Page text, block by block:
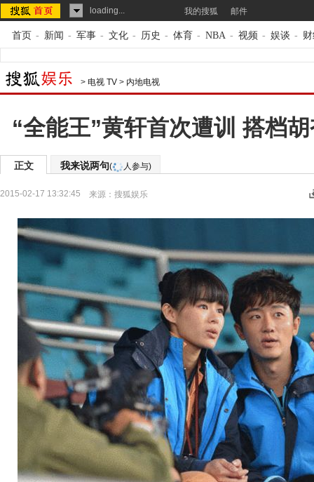
loading... 我的搜狐 邮件
首页 - 新闻 - 军事 - 文化 - 历史 - 体育 - NBA - 视频 - 娱谈 -
> 电视 TV > 内地电视
“全能王”黄轩首次遭训 搭档
正文 我来说两句( 人参与)
2015-02-17 13:32:45 来源： 搜狐娱乐